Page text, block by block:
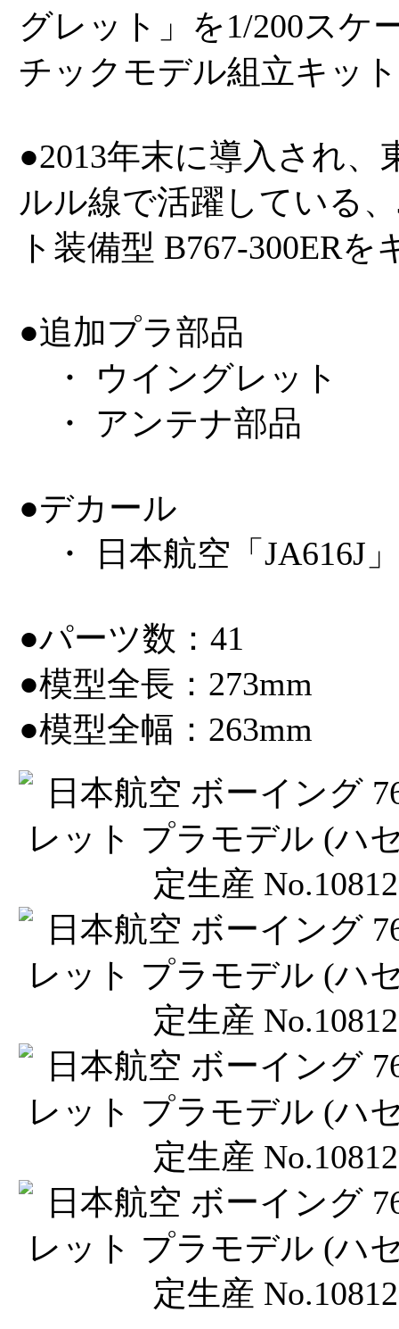
グレット」を1/200スケ
チックモデル組立キット
●2013年末に導入され
ルル線で活躍している
ト装備型 B767-300ER
●追加プラ部品
・ ウイングレット
・ アンテナ部品
●デカール
・ 日本航空「JA616J
●パーツ数：41
●模型全長：273mm
●模型全幅：263mm